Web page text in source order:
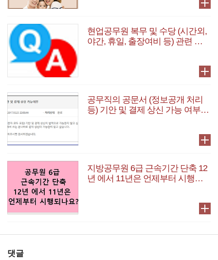
현업공무원 복무 및 수당 (시간외,
야간, 휴일, 출장여비 등) 관련 질
공무직의 공문서 (정보공개 처리
등) 기안 및 결제 상신 가능 여부
지방공무원 6급 근속기간 단축 12
년 에서 11년은 언제부터 시행되
댓글